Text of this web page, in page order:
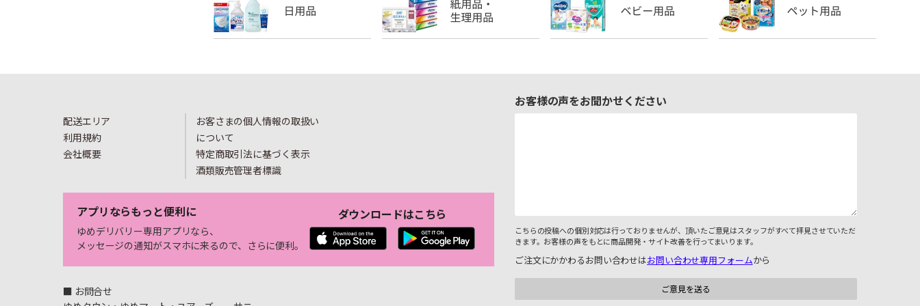
配送エリア
利用規約
会社概要
お客さまの個人情報の取扱い
について
特定商取引法に基づく表示
酒類販売管理者標識
アプリならもっと便利に
ゆめデリバリー専用アプリなら、
メッセージの通知がスマホに来るので、さらに便利。
ダウンロードはこちら
■ お問合せ
お客様の声をお聞かせください
こちらの投稿への個別対応は行っておりませんが、頂いたご意見はスタッフがすべて拝見させていただ
きます。お客様の声をもとに商品開発・サイト改善を行ってまいります。
ご注文にかかわるお問い合わせはお問い合わせ専用フォームから